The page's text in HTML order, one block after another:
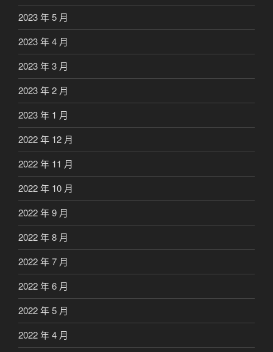
2023 年 5 月
2023 年 4 月
2023 年 3 月
2023 年 2 月
2023 年 1 月
2022 年 12 月
2022 年 11 月
2022 年 10 月
2022 年 9 月
2022 年 8 月
2022 年 7 月
2022 年 6 月
2022 年 5 月
2022 年 4 月